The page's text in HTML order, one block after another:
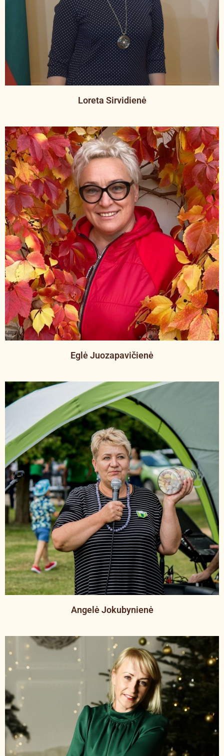
Loreta Sirvidienė
Eglė Juozapavičienė
Angelė Jokubynienė